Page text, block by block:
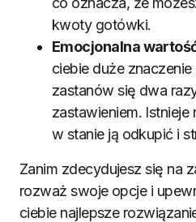
kwoty gotówki.
Emocjonalna
ciebie duże znaczenie
zastanów się dwa
zastawieniem.
w stanie ją odkupić i
Zanim zdecydujesz się na
rozważ swoje opcje i
ciebie najlepsze